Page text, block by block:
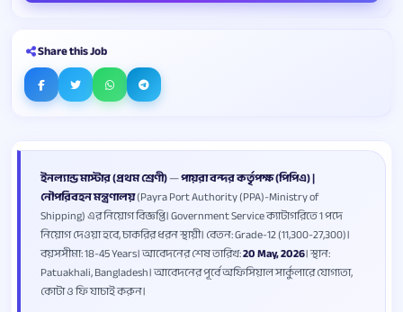
ইনল্যান্ড মাস্টার (প্রথম শ্রেণী)—পায়রা বন্দর কর্তৃপক্ষ (পিপিএ) |
নৌপরিবহন মন্ত্রণালয়(Payra Port Authority (PPA)-Ministry of
Shipping) এর নিয়োগ বিজ্ঞপ্তি। Government Service ক্যাটাগরিতে 1 পদে
নিয়োগ দেওয়া হবে, চাকরির ধরন স্থায়ী। বেতন: Grade-12 (11,300-27,300)।
বয়সসীমা: 18-45 Years। আবেদনের শেষ তারিখ:20 May, 2026। স্থান:
Patuakhali, Bangladesh। আবেদনের পূর্বে অফিসিয়াল সার্কুলারে যোগ্যতা,
কোটা ও ফি যাচাই করুন।
Share this Job